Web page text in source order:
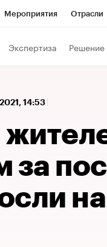
Мероприятия Отрасли
Экспертиза Решение
14:53
за
на